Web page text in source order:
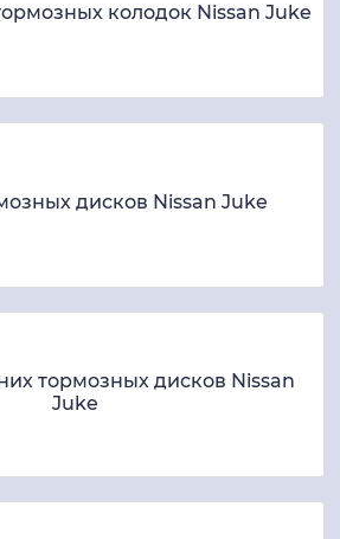
колодок Nissan Juke
дисков Nissan Juke
тормозных дисков Nissan
Juke